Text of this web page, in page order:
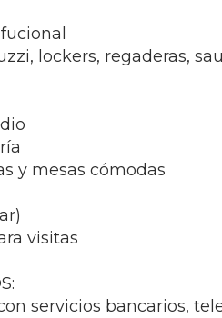
lockers, regaderas,
y mesas cómodas
visitas
servicios bancarios,